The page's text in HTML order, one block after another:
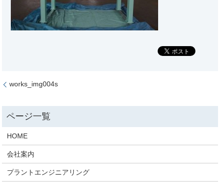
works_img004s
HOME
会社案内
プラントエンジニアリング